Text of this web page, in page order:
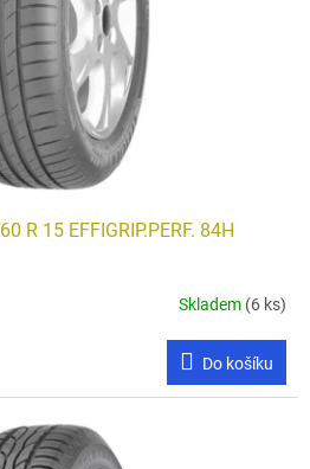
R 15 EFFIGRIP.PERF. 84H
Skladem (6 ks)
Do košíku